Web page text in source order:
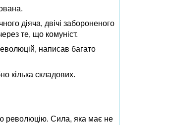
діяча, двічі забороненого
те, що комуніст.
написав багато
кілька складових.
революцію. Сила, яка має не